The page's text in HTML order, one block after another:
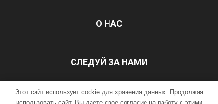
О НАС
СЛЕДУЙ ЗА НАМИ
ГЛАВНАЯ Контакты
Этот сайт использует cookie для хранения данных. Продолжая
использовать сайт, Вы даете свое согласие на работу с этими